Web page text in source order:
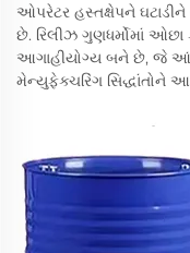
ઓપરેટર હસ્તક્ષેપને ઘટાડીને
છે. રિલીઝ ગુણધર્મોમાં
આગાહીયોગ્ય બને છે, જે
મેન્યુફેક્ચરિંગ સિદ્ધાંતોને